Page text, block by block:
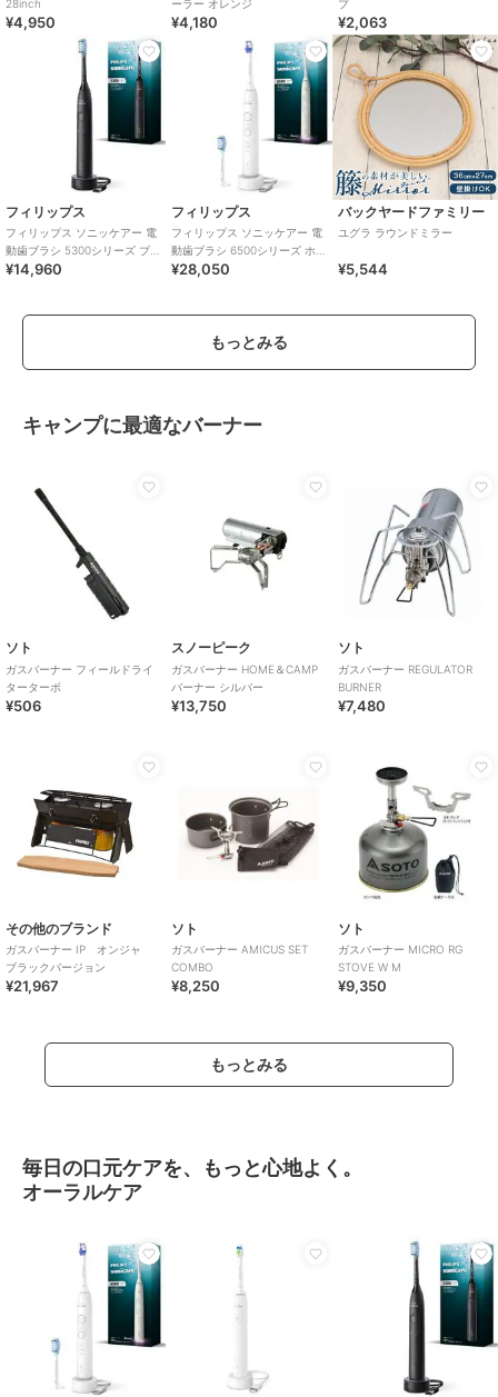
28inch
¥4,950
ーラー オレンジ
¥4,180
プ
¥2,063
フィリップス
フィリップス ソニッケアー 電
動歯ブラシ 5300シリーズ ブ
ラック
¥14,960
フィリップス
フィリップス ソニッケアー 電
動歯ブラシ 6500シリーズ ホ
ワイト
¥28,050
バックヤードファミリー
ユグラ ラウンドミラー
¥5,544
もっとみる
キャンプに最適なバーナー
ソト
ガスバーナー フィールドライ
ターターボ
¥506
スノーピーク
ガスバーナー HOME＆CAMP
バーナー シルバー
¥13,750
ソト
ガスバーナー REGULATOR
BURNER
¥7,480
その他のブランド
ガスバーナー IP オンジャ
ブラックバージョン
¥21,967
ソト
ガスバーナー AMICUS SET
COMBO
¥8,250
ソト
ガスバーナー MICRO RG
STOVE W M
¥9,350
もっとみる
毎日の口元ケアを、もっと心地よく。
オーラルケア